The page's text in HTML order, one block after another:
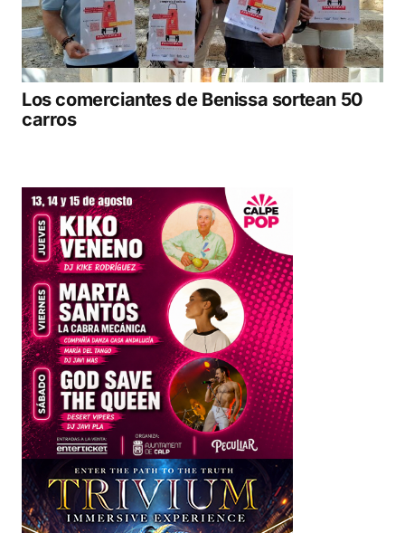
Los comerciantes de Benissa sortean 50
carros